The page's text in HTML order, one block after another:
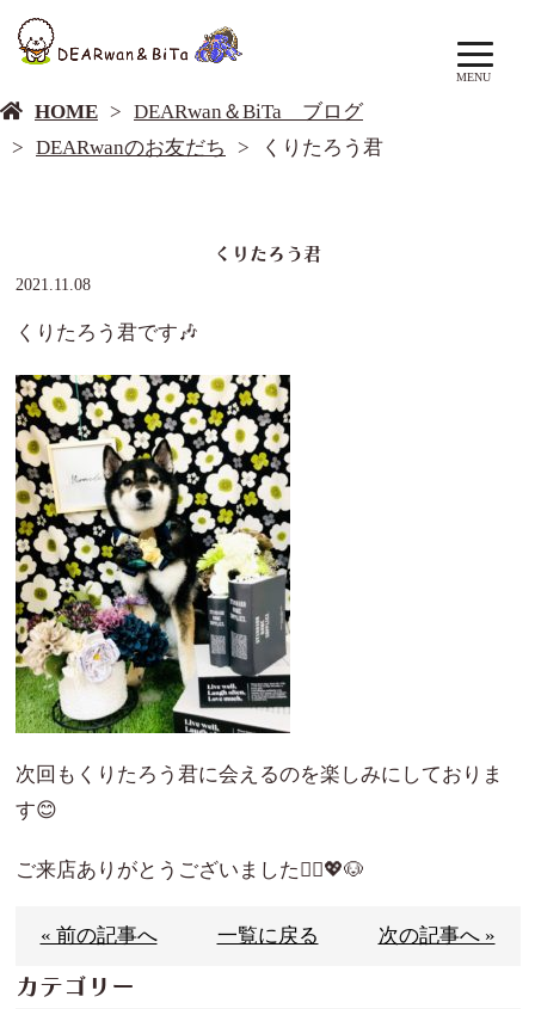
MENU
HOME
DEARwan＆BiTa ブログ
DEARwanのお友だち
くりたろう君
くりたろう君
2021.11.08
くりたろう君です🎶
次回もくりたろう君に会えるのを楽しみにしておりま
す😊
ご来店ありがとうございました🙇‍♀️💖🐶
« 前の記事へ 一覧に戻る 次の記事へ »
カテゴリー